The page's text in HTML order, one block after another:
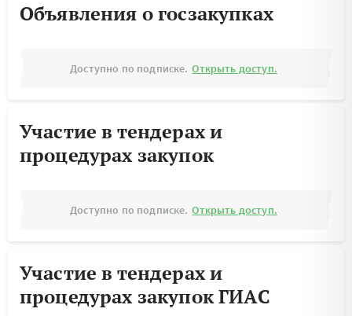
Объявления о госзакупках
Доступно по подписке. Открыть доступ.
Участие в тендерах и
процедурах закупок
Доступно по подписке. Открыть доступ.
Участие в тендерах и
процедурах закупок ГИАС